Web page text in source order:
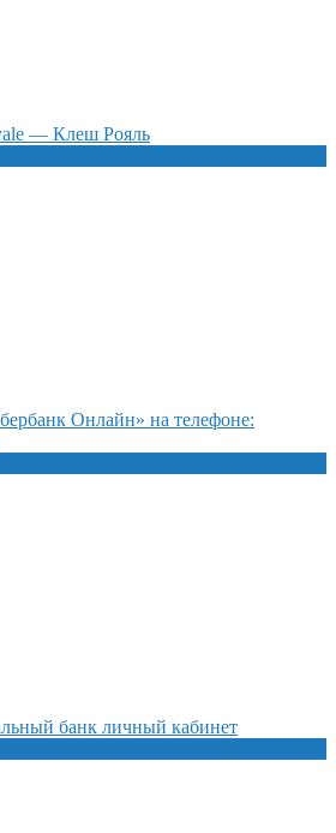
— Клеш Рояль
Онлайн» на телефоне:
банк личный кабинет